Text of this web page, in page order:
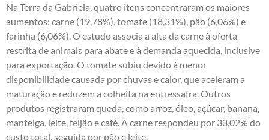
Na Terra da Gabriela, quatro itens concentraram os maiores
aumentos: carne (19,78%), tomate (18,31%), pão (6,06%) e
farinha (6,06%). O estudo associa a alta da carne à oferta
restrita de animais para abate e à demanda aquecida, inclusive
para exportação. O tomate subiu devido à menor
disponibilidade causada por chuvas e calor, que aceleram a
maturação e reduzem a colheita na entressafra. Outros
produtos registraram queda, como arroz, óleo, açúcar, banana,
manteiga, leite, feijão e café. A carne respondeu por 33,02% do
custo total, seguida por pão e leite.